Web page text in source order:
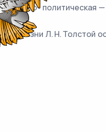
политическая —
жизни Л. Н. Толстой